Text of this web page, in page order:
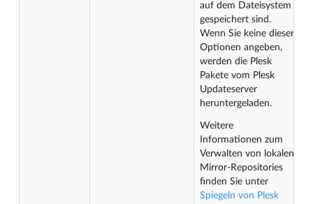
auf dem Dateisystem
gespeichert sind.
Wenn Sie keine dieser
Optionen angeben,
werden die Plesk
Pakete vom Plesk
Updateserver
heruntergeladen.
Weitere
Informationen zum
Verwalten von lokalen
Mirror-Repositories
finden Sie unter
Spiegeln von Plesk